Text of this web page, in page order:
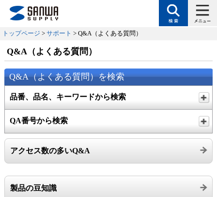
トップページ > サポート > Q&A（よくある質問）
Q&A（よくある質問）
Q&A（よくある質問）を検索
品番、品名、キーワードから検索
QA番号から検索
アクセス数の多いQ&A
製品の豆知識